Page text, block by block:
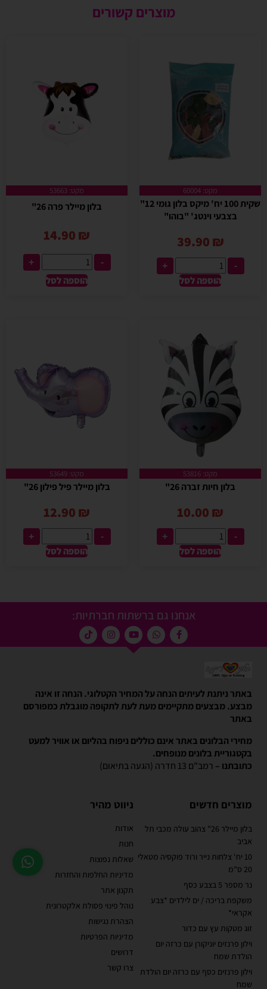
מוצרים קשורים
מקט: 60004
שקית 100 יח' מיקס בלון גומי 12"
בצבעי וינטג' "בוהו"
39.90 ₪
-
+
הוספה לסל
מקט: 53663
בלון מיילר פרה 26"
14.90 ₪
-
+
הוספה לסל
מקט: 53816
בלון חיות זברה 26"
10.00 ₪
-
+
הוספה לסל
מקט: 53649
בלון מיילר פיל פילון 26"
12.90 ₪
-
+
הוספה לסל
אנחנו גם ברשתות חברתיות:
באתר ניתנת לעיתים הנחה על המחיר הקטלוגי. הנחה זו אינה
מבצע. מבצעים מתקיימים מעת לעת לתקופה מוגבלת כמפורסם
באתר
מחירי הבלונים באתר אינם כוללים ניפוח בהליום או אוויר למעט
בקטגוריית בלונים מנופחים.
כתובתנו – רמב"ם 13 חדרה (הגעה בתיאום)
מוצרים חדשים
בלון מיילר 26" צהוב עולה מכבי תל
אביב
10 יח' צלחות נייר ורוד פוקסיה מטאלי
20 ס"מ
נר מספר 5 בצבע כסף
משקפת בריכה / ים לילדים *צבע
אקראי*
זוג מטקות עץ עם כדור
וילון פרנזים יוניקורן עם כרזה יום
הולדת שמח
וילון פרנזים כסף עם כרזה יום הולדת
שמח
ניווט מהיר
אודות
חנות
שאלות נפוצות
מדיניות החלפות והחזרות
תקנון אתר
נוהל פינוי פסולת אלקטרונית
הצהרת נגישות
מדיניות הפרטיות
דרושים
צרו קשר